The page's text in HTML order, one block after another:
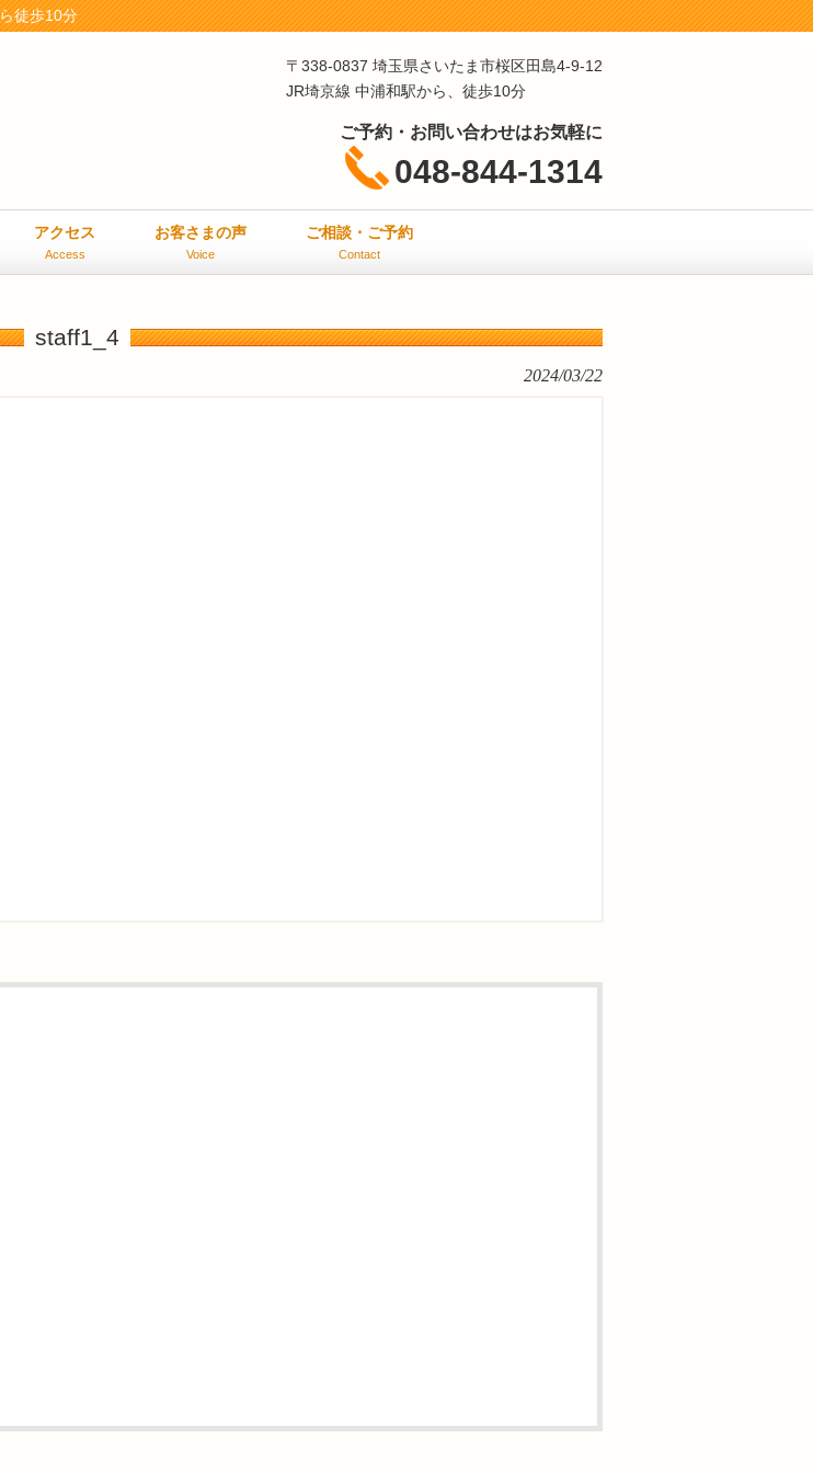
徒歩10分
〒338-0837 埼玉県さいたま市桜区田島4-9-12
JR埼京線 中浦和駅から、徒歩10分
ご予約・お問い合わせはお気軽に
048-844-1314
アクセス
Access
お客さまの声
Voice
ご相談・ご予約
Contact
staff1_4
2024/03/22